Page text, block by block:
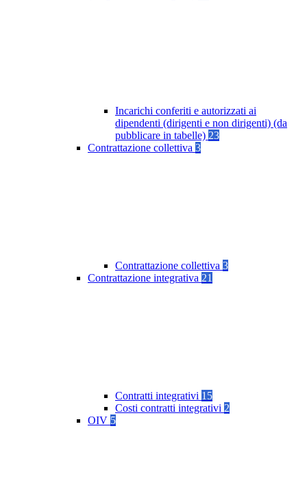
Incarichi conferiti e autorizzati ai
dipendenti (dirigenti e non dirigenti) (da
pubblicare in tabelle) 23
Contrattazione collettiva 3
Contrattazione collettiva 3
Contrattazione integrativa 21
Contratti integrativi 15
Costi contratti integrativi 2
OIV 5